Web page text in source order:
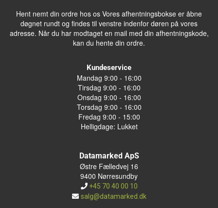
Hent nemt din ordre hos os Vores afhentningsbokse er åbne
døgnet rundt og findes til venstre indenfor døren på vores
adresse. Når du har modtaget en mail med din afhentningskode,
kan du hente din ordre.
Kundeservice
Mandag 9:00 - 16:00
Tirsdag 9:00 - 16:00
Onsdag 9:00 - 16:00
Torsdag 9:00 - 16:00
Fredag 9:00 - 15:00
Helligdage: Lukket
Datamarked ApS
Østre Fælledvej 16
9400 Nørresundby
+45 70 40 00 10
salg@datamarked.dk